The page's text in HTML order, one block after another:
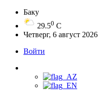
Баку
29.50 C
Четверг, 6 август 2026
Войти